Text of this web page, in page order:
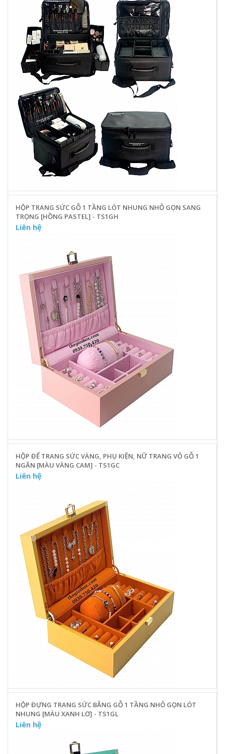
HỘP TRANG SỨC GỖ 1 TẦNG LÓT NHUNG NHỎ GỌN SANG
TRỌNG [HỒNG PASTEL] - TS1GH
Liên hệ
HỘP ĐỂ TRANG SỨC VÀNG, PHỤ KIỆN, NỮ TRANG VỎ GỖ 1
NGĂN [MÀU VÀNG CAM] - TS1GC
Liên hệ
HỘP ĐỰNG TRANG SỨC BẰNG GỖ 1 TẦNG NHỎ GỌN LÓT
NHUNG [MÀU XANH LƠ] - TS1GL
Liên hệ